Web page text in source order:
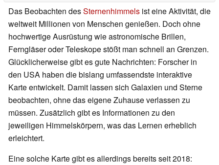
Das Beobachten desSternenhimmels ist eine Aktivität, die
weltweit Millionen von Menschen genießen. Doch ohne
hochwertige Ausrüstung wie astronomische Brillen,
Ferngläser oder Teleskope stößt man schnell an Grenzen.
Glücklicherweise gibt es gute Nachrichten: Forscher in
den USA haben die bislang umfassendste interaktive
Karte entwickelt. Damit lassen sich Galaxien und Sterne
beobachten, ohne das eigene Zuhause verlassen zu
müssen. Zusätzlich gibt es Informationen zu den
jeweiligen Himmelskörpern, was das Lernen erheblich
erleichtert.
Eine solche Karte gibt es allerdings bereits seit 2018: